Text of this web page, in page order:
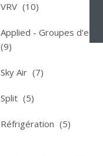
VRV (10)
Applied - Groupes d'eau
(9)
Sky Air (7)
Split (5)
Réfrigération (5)